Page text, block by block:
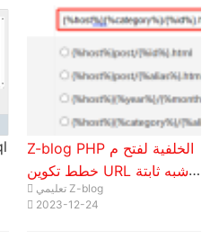
Z-blog PHP الخلفية لفتح م
خطط تكوين URL شبه ثابتة
تعليمي Z-blog
2023-12-24